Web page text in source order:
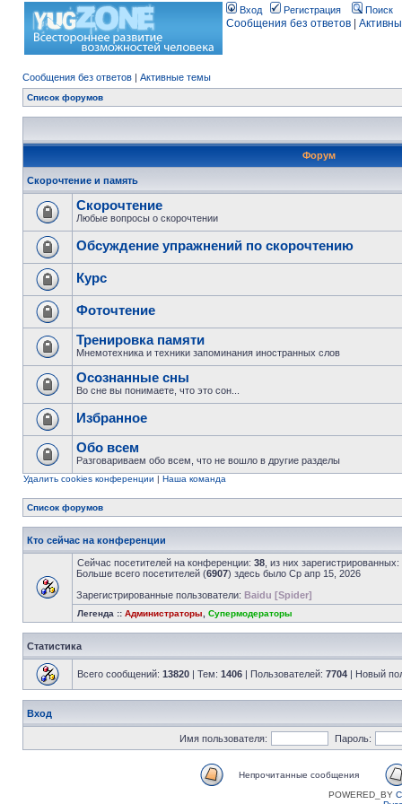
Вход Регистрация Поиск
Сообщения без ответов
Сообщения без ответов | Активные темы
Список форумов
Форум
Скорочтение и память
Скорочтение
Любые вопросы о скорочтении
Обсуждение упражнений по скорочтению
Курс
Фоточтение
Тренировка памяти
Мнемотехника и техники запоминания иностранных слов
Осознанные сны
Во сне вы понимаете, что это сон...
Избранное
Обо всем
Разговариваем обо всем, что не вошло в другие разделы
Удалить cookies конференции | Наша команда
Список форумов
Кто сейчас на конференции
Сейчас посетителей на конференции: 38 , из них
Больше всего посетителей (6907) здесь было Ср апр 15, 2026
Зарегистрированные пользователи: Baidu [Spider]
Легенда :: Администраторы Супермодераторы
Статистика
Всего сообщений: 13820 | Тем: 1406 | Пользователей: 7704 | Новый
Вход
Имя пользователя: Пароль:
Непрочитанные сообщения
POWERED_BY